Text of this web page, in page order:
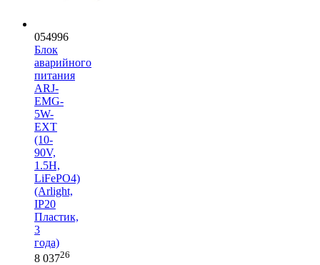
054996
Блок
аварийного
питания
ARJ-
EMG-
5W-
EXT
(10-
90V,
1.5H,
LiFePO4)
(Arlight,
IP20
Пластик,
3
года)
8 03726